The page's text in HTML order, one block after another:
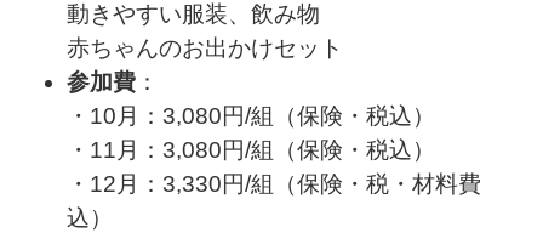
動きやすい服装、飲み物
赤ちゃんのお出かけセット
参加費 ：
・10月：3,080円/組（保険・税込）
・11月：3,080円/組（保険・税込）
・12月：3,330円/組（保険・税・材料費
込）